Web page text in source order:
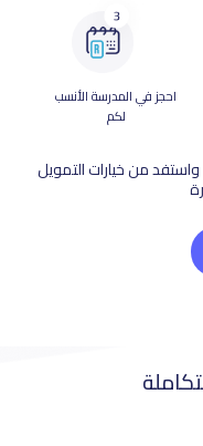
احجز في المدرسة الأنسب
لكم
من خيارات التمويل